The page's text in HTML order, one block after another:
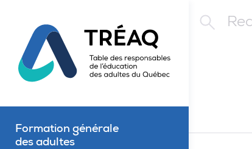
Formation générale
des adultes